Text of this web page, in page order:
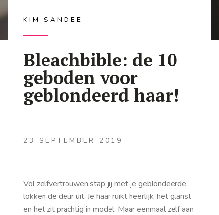
KIM SANDEE
Bleachbible: de 10
geboden voor
geblondeerd haar!
23 SEPTEMBER 2019
Vol zelfvertrouwen stap jij met je geblondeerde
lokken de deur uit. Je haar ruikt heerlijk, het glanst
en het zit prachtig in model. Maar eenmaal zelf aan